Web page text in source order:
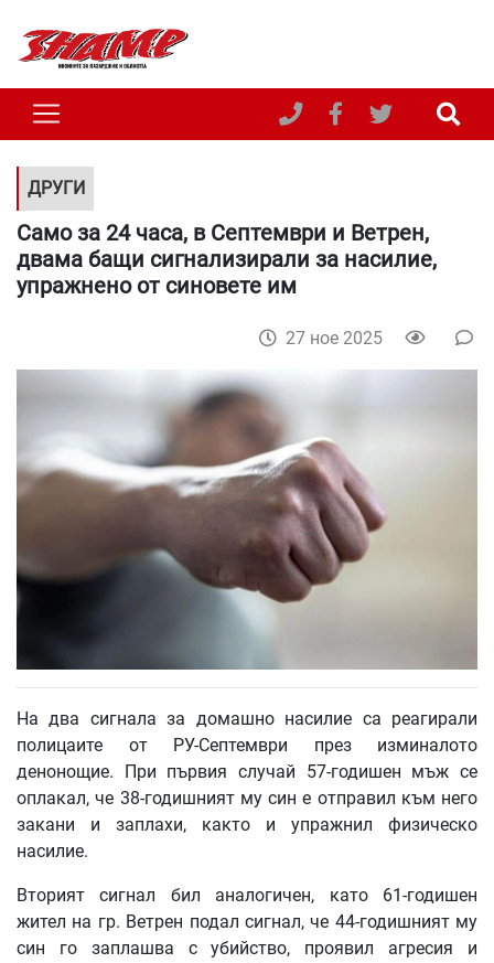
ДРУГИ
Само за 24 часа, в Септември и Ветрен,
двама бащи сигнализирали за насилие,
упражнено от синовете им
27 ное 2025
На два сигнала за домашно насилие са реагирали
полицаите от РУ-Септември през изминалото
денонощие. При първия случай 57-годишен мъж се
оплакал, че 38-годишният му син е отправил към него
закани и заплахи, както и упражнил физическо
насилие.
Вторият сигнал бил аналогичен, като 61-годишен
жител на гр. Ветрен подал сигнал, че 44-годишният му
син го заплашва с убийство, проявил агресия и